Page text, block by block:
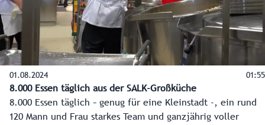
01.08.2024 01:55
8.000 Essen täglich aus der SALK-Großküche
8.000 Essen täglich – genug für eine Kleinstadt -, ein rund
120 Mann und Frau starkes Team und ganzjährig voller